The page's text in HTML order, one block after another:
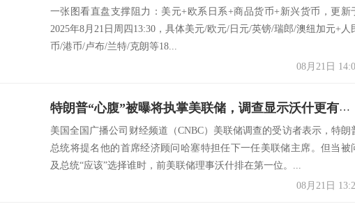
一张图看直盘支撑阻力：美元+欧系日系+商品货币+新兴货币，更新
2025年8月21日周四13:30，具体美元/欧元/日元/英镑/瑞郎/澳纽加元+人
币/港币/卢布/兰特/克朗等18...
08月21日
特朗普“心腹”被曝将执掌美联储，调查显示沃什更有资格
美国全国广播公司财经频道（CNBC）美联储调查的受访者表示，特朗
总统将提名他的首席经济顾问哈塞特担任下一任美联储主席。但当被
及总统“应该”选择谁时，前美联储理事沃什排在第一位。...
08月21日